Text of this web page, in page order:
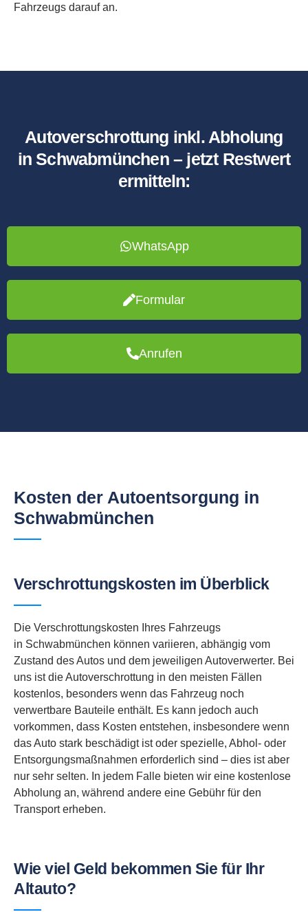
Fahrzeugs darauf an.
Autoverschrottung inkl. Abholung
in Schwabmünchen – jetzt Restwert
ermitteln:
WhatsApp
Formular
Anrufen
Kosten der Autoentsorgung in
Schwabmünchen
Verschrottungskosten im Überblick
Die Verschrottungskosten Ihres Fahrzeugs
in Schwabmünchen können variieren, abhängig vom
Zustand des Autos und dem jeweiligen Autoverwerter. Bei
uns ist die Autoverschrottung in den meisten Fällen
kostenlos, besonders wenn das Fahrzeug noch
verwertbare Bauteile enthält. Es kann jedoch auch
vorkommen, dass Kosten entstehen, insbesondere wenn
das Auto stark beschädigt ist oder spezielle, Abhol- oder
Entsorgungsmaßnahmen erforderlich sind – dies ist aber
nur sehr selten. In jedem Falle bieten wir eine kostenlose
Abholung an, während andere eine Gebühr für den
Transport erheben.
Wie viel Geld bekommen Sie für Ihr
Altauto?